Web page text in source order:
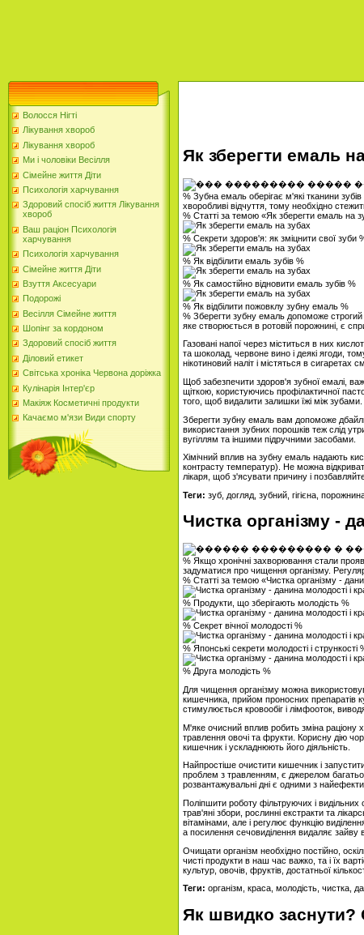
Волосся Нігті
Лікування хвороб
Лікування хвороб
Ми і чоловіки Весілля
Сімейне життя Діти
Психологія харчування
Здоровий спосіб життя Лікування
хвороб
Ваш раціон Психологія
харчування
Психологія харчування
Сімейне життя Діти
Взуття Аксесуари
Подорожі
Весілля Сімейне життя
Шопінг за кордоном
Здоровий спосіб життя
Діловий етикет
Світська хроніка Червона доріжка
Кулінарія Інтер'єр
Макіяж Косметичні продукти
Качаємо м'язи Види спорту
Як зберегти емаль
% Зубна емаль оберігає м'які тканини
хворобливі відчуття, тому необхідно стежити
% Статті за темою «Як зберегти емаль на
% Секрети здоров'я: як зміцнити свої зуби
% Як відбілити емаль зубів %
% Як самостійно відновити емаль зубів %
% Як відбілити пожовклу зубну емаль %
% Зберегти зубну емаль допоможе строгий
яке створюється в ротовій порожнині, є
Газовані напої через міститься в них
та шоколад, червоне вино і деякі ягоди,
нікотиновий наліт і містяться в сигаретах
Щоб забезпечити здоров'я зубної емалі,
щіткою, користуючись профілактичної
того, щоб видалити залишки їжі між
Зберегти зубну емаль вам допоможе
використання зубних порошків теж слід
вугіллям та іншими підручними засобами.
Хімічний вплив на зубну емаль надають
контрасту температур). Не можна
лікаря, щоб з'ясувати причину і
Теги: зуб, догляд, зубний, гігієна,
Чистка організму -
% Якщо хронічні захворювання стали
задуматися про чищення організму.
% Статті за темою «Чистка організму -
% Продукти, що зберігають молодість %
% Секрет вічної молодості %
% Японські секрети молодості і стрункості
% Друга молодість %
Для чищення організму можна
кишечника, прийом проносних препаратів
стимулюється кровообіг і лімфооток,
М'яке очисний вплив робить зміна раціону
травлення овочі та фрукти. Корисну дію
кишечник і ускладнюють його діяльність.
Найпростіше очистити кишечник і
проблем з травленням, є джерелом
розвантажувальні дні є одними з
Поліпшити роботу фільтруючих і видільних
трав'яні збори, рослинні екстракти та
вітамінами, але і регулює функцію
а посилення сечовиділення видаляє зайву
Очищати організм необхідно постійно,
чисті продукти в наш час важко, та і їх
культур, овочів, фруктів, достатньої
Теги: організм, краса, молодість, чистка,
Як швидко